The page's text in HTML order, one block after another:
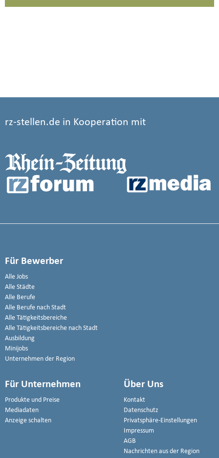
rz-stellen.de in Kooperation mit
Für Bewerber
Alle Jobs
Alle Städte
Alle Berufe
Alle Berufe nach Stadt
Alle Tätigkeitsbereiche
Alle Tätigkeitsbereiche nach Stadt
Ausbildung
Minijobs
Unternehmen der Region
Für Unternehmen
Produkte und Preise
Mediadaten
Anzeige schalten
Über Uns
Kontakt
Datenschutz
Privatsphäre-Einstellungen
Impressum
AGB
Nachrichten aus der Region